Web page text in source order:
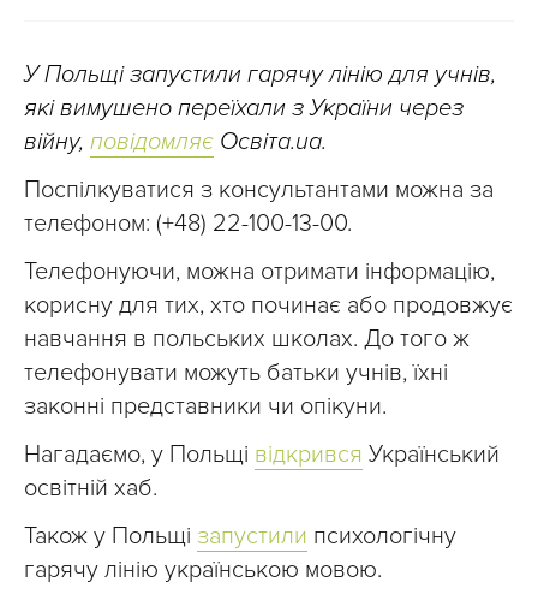
У Польщі запустили гарячу лінію для учнів,
які вимушено переїхали з України через
війну, повідомляє Освіта.ua.
Поспілкуватися з консультантами можна за
телефоном: (+48) 22-100-13-00.
Телефонуючи, можна отримати інформацію,
корисну для тих, хто починає або продовжує
навчання в польських школах. До того ж
телефонувати можуть батьки учнів, їхні
законні представники чи опікуни.
Нагадаємо, у Польщі відкрився Український
освітній хаб.
Також у Польщі запустили психологічну
гарячу лінію українською мовою.